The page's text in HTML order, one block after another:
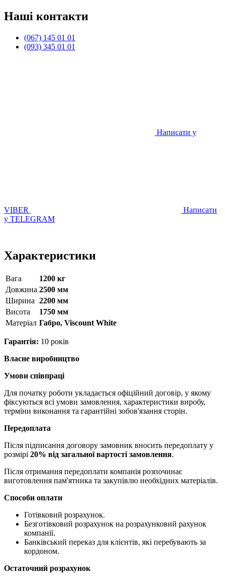
Наші контакти
(067) 145 01 01
(093) 345 01 01
Написати у
VIBER
Написати
у TELEGRAM
Характеристики
Вага
1200 кг
Довжина 2500 мм
Ширина 2200 мм
Висота
1750 мм
Матерiал Габро, Viscount White
Гарантія: 10 років
Власне виробництво
Умови співпраці
Для початку роботи укладається офіційний договір, у якому
фіксуються всі умови замовлення, характеристики виробу,
терміни виконання та гарантійні зобов'язання сторін.
Передоплата
Після підписання договору замовник вносить передоплату у
розмірі 20% від загальної вартості замовлення.
Після отримання передоплати компанія розпочинає
виготовлення пам'ятника та закупівлю необхідних матеріалів.
Способи оплати
Готівковий розрахунок.
Безготівковий розрахунок на розрахунковий рахунок
компанії.
Банківський переказ для клієнтів, які перебувають за
кордоном.
Остаточний розрахунок